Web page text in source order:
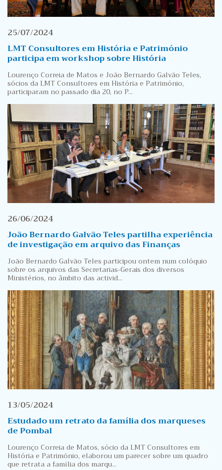
25/07/2024
LMT Consultores em História e Património
participa em workshop sobre História
Lourenço Correia de Matos e João Bernardo Galvão Teles,
sócios da LMT Consultores em História e Património,
participaram no passado dia 20, no P...
26/06/2024
João Bernardo Galvão Teles partilha experiência
de investigação em arquivo das Finanças
João Bernardo Galvão Teles participou ontem num colóquio
sobre os arquivos das Secretarias-Gerais dos diversos
Ministérios, no âmbito das activid...
13/05/2024
Estudado um retrato da família dos marqueses
de Pombal
Lourenço Correia de Matos, sócio da LMT Consultores em
História e Património, elaborou um parecer sobre um quadro
que retrata a família dos marqu...